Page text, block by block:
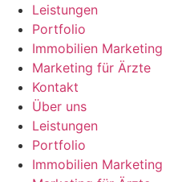
Leistungen
Portfolio
Immobilien Marketing
Marketing für Ärzte
Kontakt
Über uns
Leistungen
Portfolio
Immobilien Marketing